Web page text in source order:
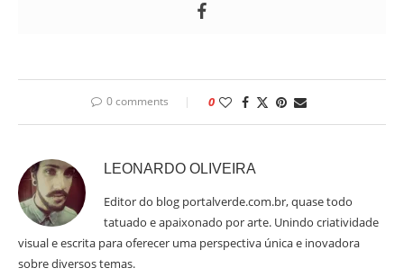
0 comments 0
LEONARDO OLIVEIRA
Editor do blog portalverde.com.br, quase todo
tatuado e apaixonado por arte. Unindo criatividade
visual e escrita para oferecer uma perspectiva única e inovadora
sobre diversos temas.